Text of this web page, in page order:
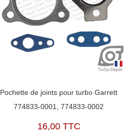
Pochette de joints pour turbo Garrett
774833-0001, 774833-0002
16,00 TTC